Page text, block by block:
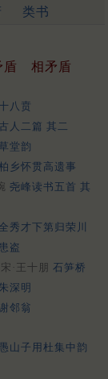
类书
盾
相矛盾
八贲
人二篇 其二
堂韵
乡怀贯高遗事
尧峰读书五首 其
秀才下第归荣川
患盗
·王十朋 石笋桥
深明
邻翁
山子用杜集中韵